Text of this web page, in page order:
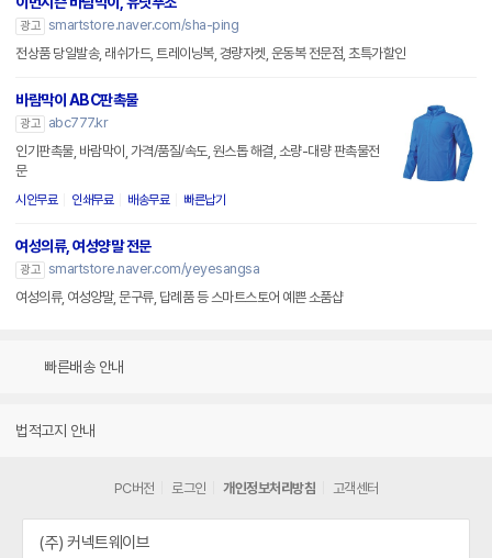
광고 smartstore.naver.com/sha-ping
전상품 당일발송, 래쉬가드, 트레이닝복, 경량자켓, 운동복 전문점, 초특가할인
바람막이 ABC판촉물
광고
abc777.kr
인기판촉물, 바람막이, 가격/품질/속도, 원스톱 해결, 소량-대량 판촉물전
문
시안무료 인쇄무료 배송무료 빠른납기
여성의류, 여성양말 전문
광고 smartstore.naver.com/yeyesangsa
여성의류, 여성양말, 문구류, 답례품 등 스마트스토어 예쁜 소품샵
빠른배송 안내
법적고지 안내
PC버전 로그인 개인정보처리방침 고객센터
(주) 커넥트웨이브